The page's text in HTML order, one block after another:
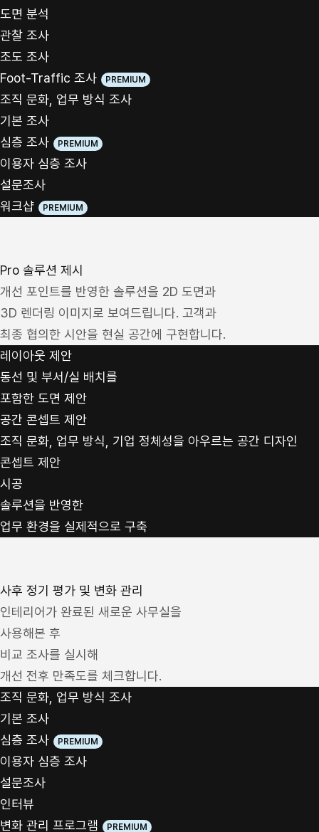
도면 분석
관찰 조사
조도 조사
Foot-Traffic 조사
조직 문화, 업무 방식 조사
기본 조사
심층 조사
이용자 심층 조사
설문조사
워크샵
Pro 솔루션 제시
개선 포인트를 반영한 솔루션을 2D 도면과
3D 렌더링 이미지로 보여드립니다. 고객과
최종 협의한 시안을 현실 공간에 구현합니다.
레이아웃 제안
동선 및 부서/실 배치를
포함한 도면 제안
공간 콘셉트 제안
조직 문화, 업무 방식, 기업 정체성을 아우르는 공간 디자인
콘셉트 제안
시공
솔루션을 반영한
업무 환경을 실제적으로 구축
사후 정기 평가 및 변화 관리
인테리어가 완료된 새로운 사무실을
사용해본 후
비교 조사를 실시해
개선 전후 만족도를 체크합니다.
조직 문화, 업무 방식 조사
기본 조사
심층 조사
이용자 심층 조사
설문조사
인터뷰
변화 관리 프로그램